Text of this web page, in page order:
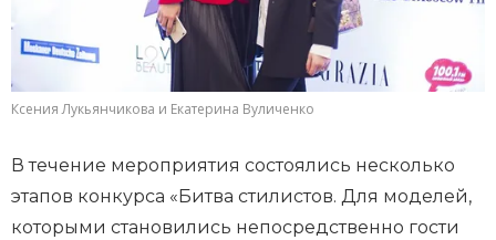
Ксения Лукьянчикова и Екатерина Вуличенко
В течение мероприятия состоялись несколько
этапов конкурса «Битва стилистов. Для моделей,
которыми становились непосредственно гости